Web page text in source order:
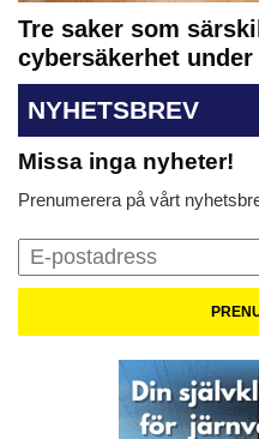
Tre saker som
cybersäkerhet
NYHETSBREV
Missa inga nyheter!
Prenumerera på vårt